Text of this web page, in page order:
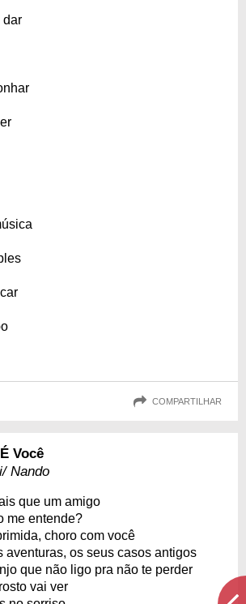
dar
COMPARTILHAR
Você
Nando
que um amigo
me entende?
choro com você
aventuras, os seus casos antigos
que não ligo pra não te perder
vai ver